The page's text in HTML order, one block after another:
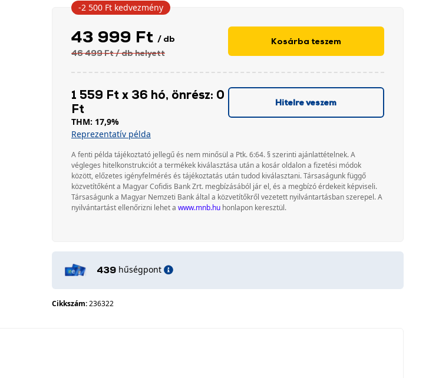
43 999 Ft / db
46 499 Ft/ dbhelyett
Kosárba teszem
1 559 Ft x 36 hó, önrész: 0
Ft
THM: 17,9%
Reprezentatív példa
Hitelre veszem
A fenti példa tájékoztató jellegű és nem minősül a Ptk. 6:64. § szerinti ajánlattételnek. A
végleges hitelkonstrukciót a termékek kiválasztása után a kosár oldalon a fizetési módok
között, előzetes igényfelmérés és tájékoztatás után tudod kiválasztani. Társaságunk függő
közvetítőként a Magyar Cofidis Bank Zrt. megbízásából jár el, és a megbízó érdekeit képviseli.
Társaságunk a Magyar Nemzeti Bank által a közvetítőkről vezetett nyilvántartásban szerepel. A
nyilvántartást ellenőrizni lehet a www.mnb.hu honlapon keresztül.
-2 500 Ft kedvezmény
439 hűségpont
Cikkszám:236322